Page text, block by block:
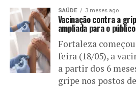
SAÚDE 3 meses ago
Vacinação contra a
ampliada para o
Fortaleza
feira (18/05), a
a partir dos 6
gripe nos postos